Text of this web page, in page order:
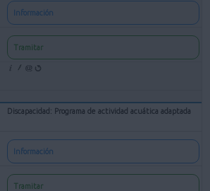
Información
Tramitar
Discapacidad: Programa de actividad acuática adaptada
Información
Tramitar